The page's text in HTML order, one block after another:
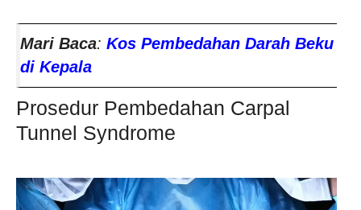
Mari Baca: Kos Pembedahan Darah Beku
di Kepala
Prosedur Pembedahan Carpal
Tunnel Syndrome